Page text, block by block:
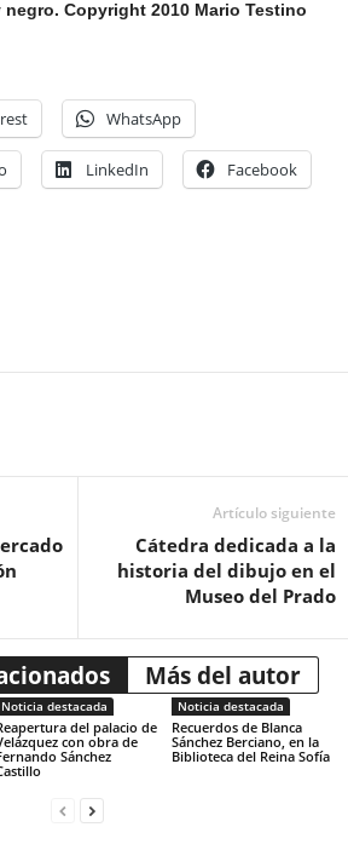
Copyright 2010 Mario Testino
WhatsApp
LinkedIn Facebook
Artículo siguiente
Cátedra dedicada a la
historia del dibujo en el
Museo del Prado
Más del autor
Noticia destacada
del palacio de
con obra de
Sánchez
Noticia destacada
Recuerdos de Blanca
Sánchez Berciano, en la
Biblioteca del Reina Sofía